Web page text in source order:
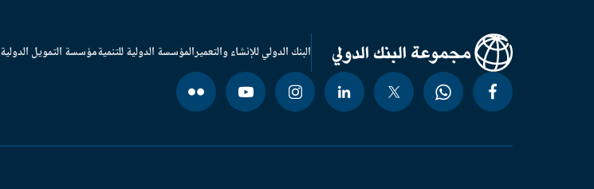
البنك الدولي للإنشاء والتعميرالمؤسسة الدولية للتنميةمؤسسة التمويل الدولية